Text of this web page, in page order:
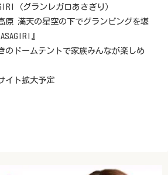
（グランレガロあさぎり）
原 満天の星空の下でグランピングを堪
』
のドームテントで家族みんなが楽しめ
イト拡大予定